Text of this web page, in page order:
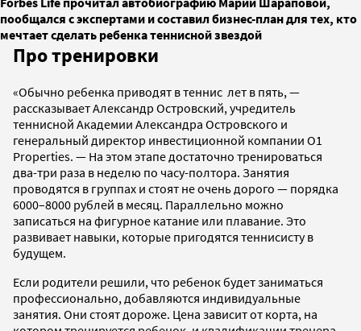
пообщался с экспертами и составил бизнес-план для тех, кто
мечтает сделать ребенка теннисной звездой
Про тренировки
«Обычно ребенка приводят в теннис лет в пять, —
рассказывает Александр Островский, учредитель
теннисной Академии Александра Островского и
генеральный директор инвестиционной компании O1
Properties. — На этом этапе достаточно тренироваться
два-три раза в неделю по часу-полтора. Занятия
проводятся в группах и стоят не очень дорого — порядка
6000–8000 рублей в месяц. Параллельно можно
записаться на фигурное катание или плавание. Это
развивает навыки, которые пригодятся теннисисту в
будущем.
Если родители решили, что ребенок будет заниматься
профессионально, добавляются индивидуальные
занятия. Они стоят дороже. Цена зависит от корта, на